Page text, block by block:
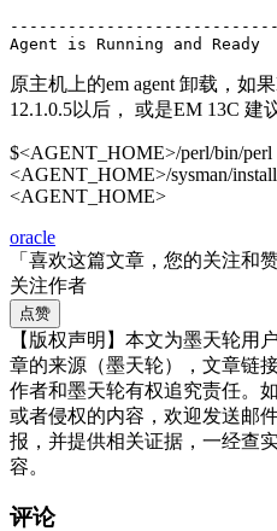
Agent is Running and Ready
原主机上的em agent 卸载，如
12.1.0.5以后， 或是EM 13C 建
$<AGENT_HOME>/perl/bin/perl
<AGENT_HOME>/sysman/
<AGENT_HOME>
oracle
「喜欢这篇文章，您的关注和
关注作者
点赞
【版权声明】本文为墨天轮用
章的来源（墨天轮），文章链
作者和墨天轮有权追究责任。
或者侵权的内容，欢迎发送邮
报，并提供相关证据，一经查
容。
评论